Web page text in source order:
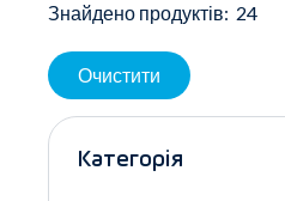
Знайдено продуктів: 24
Очистити
Категорія